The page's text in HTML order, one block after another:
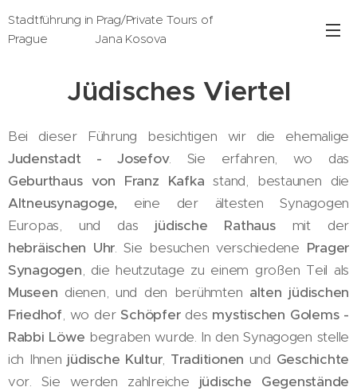
Stadtführung in Prag/Private Tours of
Prague Jana Kosova
Jüdisches Viertel
Bei dieser Führung besichtigen wir die ehemalige
Judenstadt - Josefov. Sie erfahren, wo das
Geburthaus von Franz Kafka stand, bestaunen die
Altneusynagoge, eine der ältesten Synagogen
Europas, und das jüdische Rathausmit der
hebräischen Uhr. Sie besuchen verschiedene Prager
Synagogen, die heutzutage zu einem großen Teil als
Museen dienen, und den berühmten alten jüdischen
Friedhof, wo der Schöpferdes mystischen Golems -
Rabbi Löwe begraben wurde. In den Synagogen stelle
ich Ihnen jüdische Kultur, Traditionen und Geschichte
vor. Sie werden zahlreiche jüdische Gegenstände